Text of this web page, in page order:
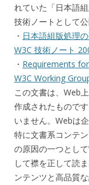
れていた「日本語
技術ノートとして公
・ 日本語組版処理
W3C 技術ノート
・ Requirements
W3C Working
この文書は、Web
作成されたもので
いません。Webは
特に文書系コンテ
の原因の一つとし
して襟を正して読
ンテンツと高品質